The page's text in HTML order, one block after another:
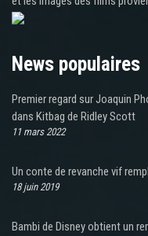
News populaires
Premier regard sur Joaquin
dans Kitbag de Ridley Scott
11 mars 2022
Un conte de revanche vif
18 juin 2019
Bambi de Disney obtient un